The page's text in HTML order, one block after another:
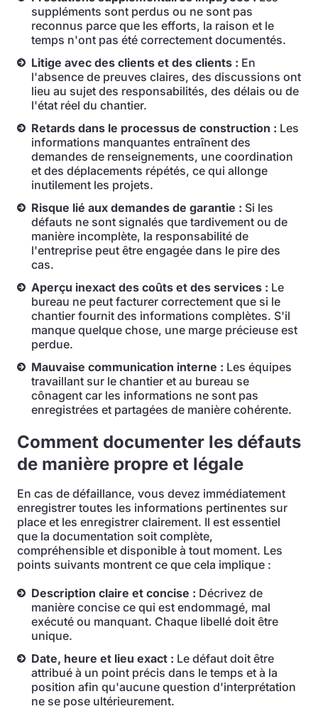
suppléments sont perdus ou ne sont pas
reconnus parce que les efforts, la raison et le
temps n'ont pas été correctement documentés.
Litige avec des clients et des clients : En
l'absence de preuves claires, des discussions ont
lieu au sujet des responsabilités, des délais ou de
l'état réel du chantier.
Retards dans le processus de construction : Les
informations manquantes entraînent des
demandes de renseignements, une coordination
et des déplacements répétés, ce qui allonge
inutilement les projets.
Risque lié aux demandes de garantie : Si les
défauts ne sont signalés que tardivement ou de
manière incomplète, la responsabilité de
l'entreprise peut être engagée dans le pire des
cas.
Aperçu inexact des coûts et des services : Le
bureau ne peut facturer correctement que si le
chantier fournit des informations complètes. S'il
manque quelque chose, une marge précieuse est
perdue.
Mauvaise communication interne : Les équipes
travaillant sur le chantier et au bureau se
cônagent car les informations ne sont pas
enregistrées et partagées de manière cohérente.
Comment documenter les défauts
de manière propre et légale
En cas de défaillance, vous devez immédiatement
enregistrer toutes les informations pertinentes sur
place et les enregistrer clairement. Il est essentiel
que la documentation soit complète,
compréhensible et disponible à tout moment. Les
points suivants montrent ce que cela implique :
Description claire et concise : Décrivez de
manière concise ce qui est endommagé, mal
exécuté ou manquant. Chaque libellé doit être
unique.
Date, heure et lieu exact : Le défaut doit être
attribué à un point précis dans le temps et à la
position afin qu'aucune question d'interprétation
ne se pose ultérieurement.